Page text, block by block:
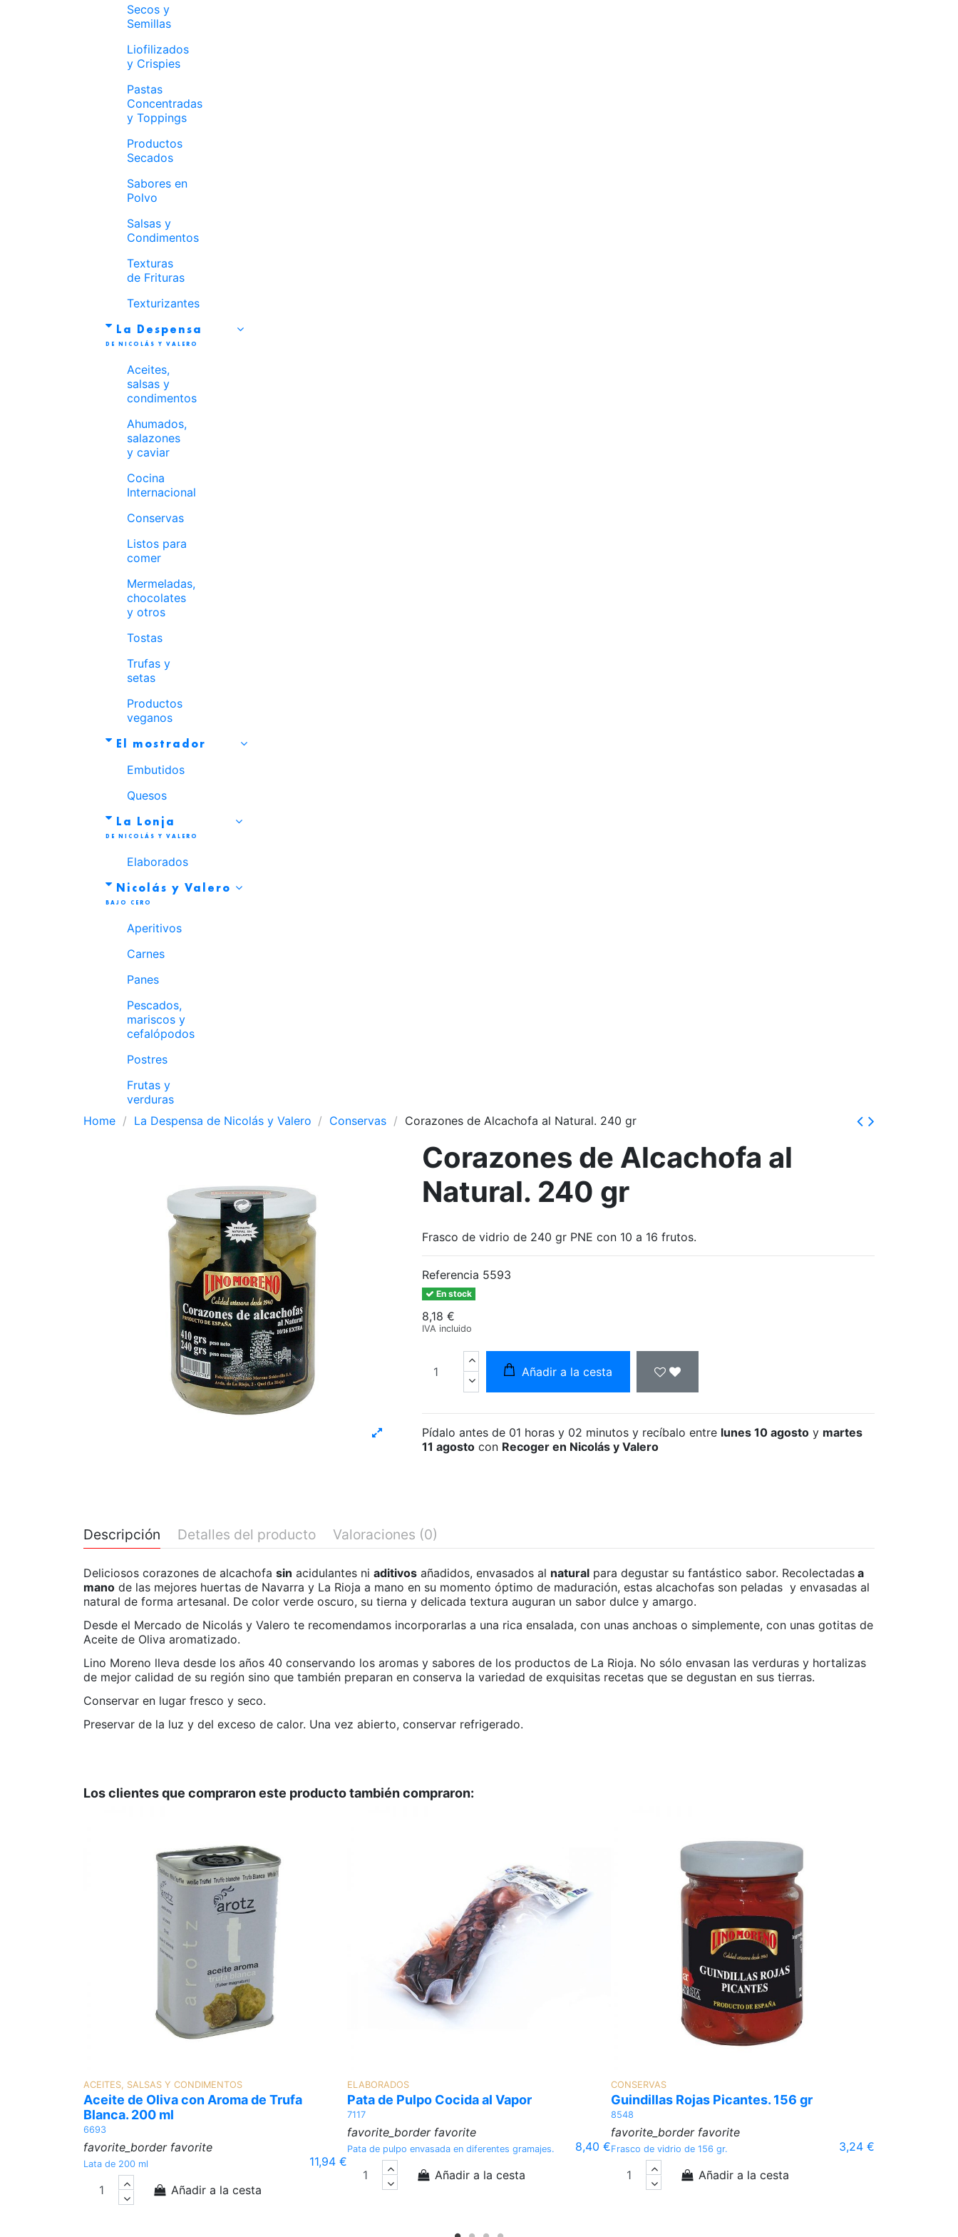
Secos y
Semillas
Liofilizados
y Crispies
Pastas
Concentradas
y Toppings
Productos
Secados
Sabores en
Polvo
Salsas y
Condimentos
Texturas
de Frituras
Texturizantes
La Despensa
Aceites,
salsas y
condimentos
Ahumados,
salazones
y caviar
Cocina
Internacional
Conservas
Listos para
comer
Mermeladas,
chocolates
y otros
Tostas
Trufas y
setas
Productos
veganos
El mostrador
Embutidos
Quesos
La Lonja
Elaborados
Nicolás y Valero
Aperitivos
Carnes
Panes
Pescados,
mariscos y
cefalópodos
Postres
Frutas y
verduras
Home
La Despensa de Nicolás y Valero Conservas Corazones de Alcachofa al Natural. 240 gr
Corazones de Alcachofa al
Natural. 240 gr
Frasco de vidrio de 240 gr PNE con 10 a 16 frutos.
Referencia 5593
En stock
8,18 €
IVA incluido
Añadir a la cesta
Pídalo antes de 01 horas y 02 minutos y recíbalo entre lunes 10 agosto y martes
11 agosto con Recoger en Nicolás y Valero
Descripción Detalles del producto Valoraciones (0)
Deliciosos corazones de alcachofa sin acidulantes ni aditivos añadidos, envasados al natural para degustar su fantástico sabor. Recolectadas a
mano de las mejores huertas de Navarra y La Rioja a mano en su momento óptimo de maduración, estas alcachofas son peladas y envasadas al
natural de forma artesanal. De color verde oscuro, su tierna y delicada textura auguran un sabor dulce y amargo.
Desde el Mercado de Nicolás y Valero te recomendamos incorporarlas a una rica ensalada, con unas anchoas o simplemente, con unas gotitas de
Aceite de Oliva aromatizado.
Lino Moreno lleva desde los años 40 conservando los aromas y sabores de los productos de La Rioja. No sólo envasan las verduras y hortalizas
de mejor calidad de su región sino que también preparan en conserva la variedad de exquisitas recetas que se degustan en sus tierras.
Conservar en lugar fresco y seco.
Preservar de la luz y del exceso de calor. Una vez abierto, conservar refrigerado.
SIN GLUTEN
Lino Moreno
Los clientes que compraron este producto también compraron:
ACEITES, SALSAS Y CONDIMENTOS
Aceite de Oliva con Aroma de Trufa
Blanca. 200 ml
6693
favorite_border favorite
11,94 €
Lata de 200 ml
Añadir a la cesta
ELABORADOS
Pata de Pulpo Cocida al Vapor
7117
favorite_border favorite
8,40 €
Pata de pulpo envasada en diferentes gramajes.
Añadir a la cesta
CONSERVAS
Guindillas Rojas Picantes. 156 gr
8548
favorite_border favorite
3,24 €
Frasco de vidrio de 156 gr.
Añadir a la cesta